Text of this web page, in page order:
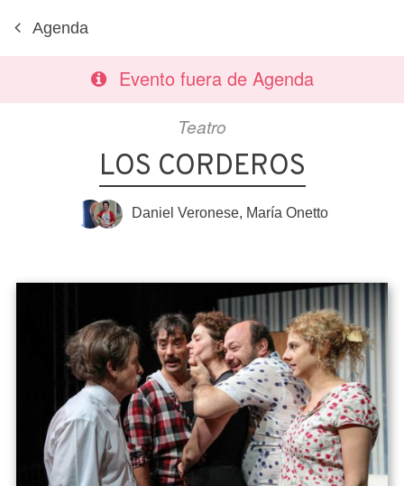
Agenda
Evento fuera de Agenda
Teatro
LOS CORDEROS
Daniel Veronese, María Onetto